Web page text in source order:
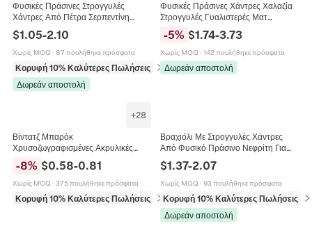
Φυσικές Πράσινες Στρογγυλές
Χάντρες Από Πέτρα Σερπεντίνη
Γυαλισμένες Λείες Για Κατασκευή
Κοσμημάτων DIY
$1.05-2.10
Χωρίς MOQ · 87 πουλήθηκε πρόσφατα
Κορυφή 10% Καλύτερες Πωλήσεις
σε Χάντρες
Δωρεάν αποστολή
Φυσικές Πράσινες Χάντρες Χαλαζία
Στρογγυλές Γυαλιστερές Ματ
Πολύτιμοι Λίθοι Για DIY Κοσμήματα
Βραχιόλια Αξεσουάρ
-5% $1.74-3.73
Χωρίς MOQ · 142 πουλήθηκε πρόσφατα
Δωρεάν αποστολή
+28
Βίντατζ Μπαρόκ
Χρυσοζωγραφισμένες Ακρυλικές
DIY Τιρκουάζ Μπλε Πράσινο Καρδιά
Αστέρι Φεγγάρι Ανθικό Χάντρες για
-8% $0.58-0.81
Χωρίς MOQ · 375 πουλήθηκε πρόσφατα
Κορυφή 10% Καλύτερες Πωλήσεις σε Χάντρες
Βραχιόλι Με Στρογγυλές Χάντρες
Από Φυσικό Πράσινο Νεφρίτη Για
Λογοτεχνικό Στυλ Ελαστικό Κόσμημα
$1.37-2.07
Χωρίς MOQ · 93 πουλήθηκε πρόσφατα
Κορυφή 10% Καλύτερες Πωλήσεις
Δωρεάν αποστολή